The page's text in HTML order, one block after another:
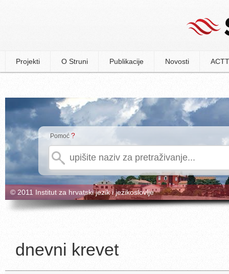
Projekti O Struni Publikacije Novosti
Pomoć ?
© 2011 Institut za hrvatski jezik i jezikoslovlje
dnevni krevet